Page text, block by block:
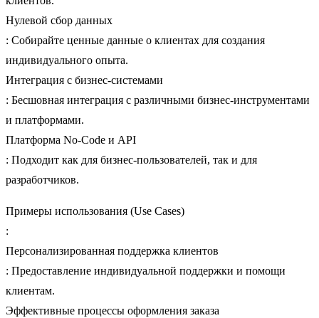
Нулевой сбор данных
: Собирайте ценные данные о клиентах для создания
индивидуального опыта.
Интеграция с бизнес-системами
: Бесшовная интеграция с различными бизнес-инструментами
и платформами.
Платформа No-Code и API
: Подходит как для бизнес-пользователей, так и для
разработчиков.
Примеры использования (Use Cases)
:
Персонализированная поддержка клиентов
: Предоставление индивидуальной поддержки и помощи
клиентам.
Эффективные процессы оформления заказа